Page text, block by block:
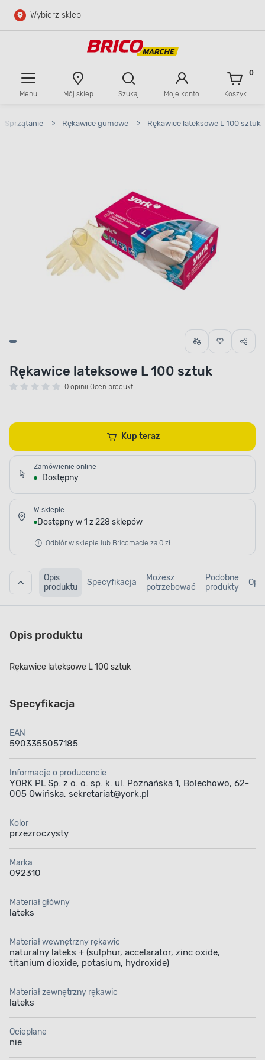
Przejdź do głównej zawartości
Wybierz sklep
Menu Mój sklep Szukaj Moje konto Koszyk
0
Sprzątanie > Rękawice gumowe > Rękawice lateksowe L 100 sztuk
Rękawice lateksowe L 100 sztuk
0 opinii Oceń produkt
Kup teraz
Zamówienie online
Dostępny
W sklepie
Dostępny w 1 z 228 sklepów
Odbiór w sklepie lub Bricomacie za 0 zł
Opis
produktu
Specyfikacja
Możesz
potrzebować
Podobne
produkty
Opis produktu
Rękawice lateksowe L 100 sztuk
Specyfikacja
EAN
5903355057185
Informacje o producencie
YORK PL Sp. z o. o. sp. k. ul. Poznańska 1, Bolechowo, 62-
005 Owińska, sekretariat@york.pl
Kolor
przezroczysty
Marka
092310
Materiał główny
lateks
Materiał wewnętrzny rękawic
naturalny lateks + (sulphur, accelarator, zinc oxide,
titanium dioxide, potasium, hydroxide)
Materiał zewnętrzny rękawic
lateks
Ocieplane
nie